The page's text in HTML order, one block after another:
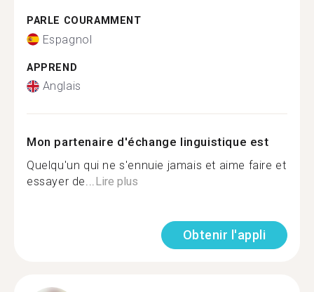
PARLE COURAMMENT
Espagnol
APPREND
Anglais
Mon partenaire d'échange linguistique est
Quelqu'un qui ne s'ennuie jamais et aime faire et
essayer de...Lire plus
Obtenir l'appli